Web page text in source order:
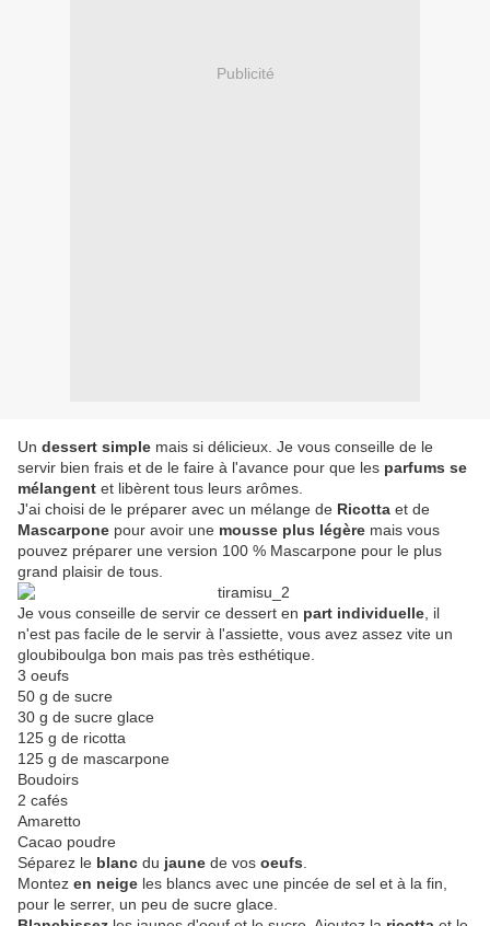
Publicité
Un dessert simple mais si délicieux. Je vous conseille de le
servir bien frais et de le faire à l'avance pour que les parfums se
mélangent et libèrent tous leurs arômes.
J'ai choisi de le préparer avec un mélange de Ricotta et de
Mascarpone pour avoir une mousse plus légère mais vous
pouvez préparer une version 100 % Mascarpone pour le plus
grand plaisir de tous.
Je vous conseille de servir ce dessert en part individuelle , il
n'est pas facile de le servir à l'assiette, vous avez assez vite un
gloubiboulga bon mais pas très esthétique.
3 oeufs
50 g de sucre
30 g de sucre glace
125 g de ricotta
125 g de mascarpone
Boudoirs
2 cafés
Amaretto
Cacao poudre
Séparez le blanc du jaune de vos oeufs
Montez en neige les blancs avec une pincée de sel et à la fin,
pour le serrer, un peu de sucre glace.